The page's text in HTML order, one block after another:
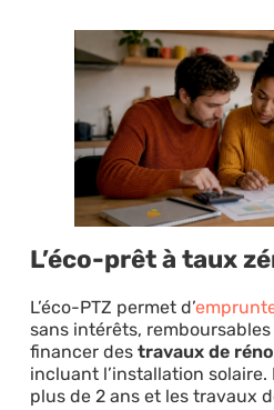
L’éco-prêt à taux
L’éco-PTZ permet d’
sans intérêts,
financer des travaux de
incluant l’installation
plus de 2 ans et les travaux